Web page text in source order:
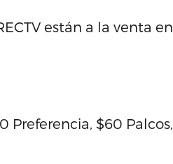
están a la venta en
Preferencia, $60 Palcos,